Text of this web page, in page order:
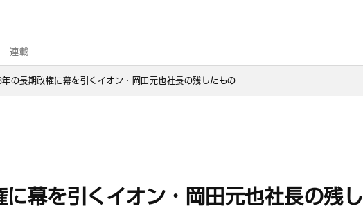
連載
の長期政権に幕を引くイオン・岡田元也社長の残したもの
幕を引くイオン・岡田元也社長の残し